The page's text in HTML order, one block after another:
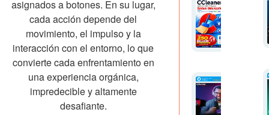
asignados a botones. En su lugar,
cada acción depende del
movimiento, el impulso y la
interacción con el entorno, lo que
convierte cada enfrentamiento en
una experiencia orgánica,
impredecible y altamente
desafiante.